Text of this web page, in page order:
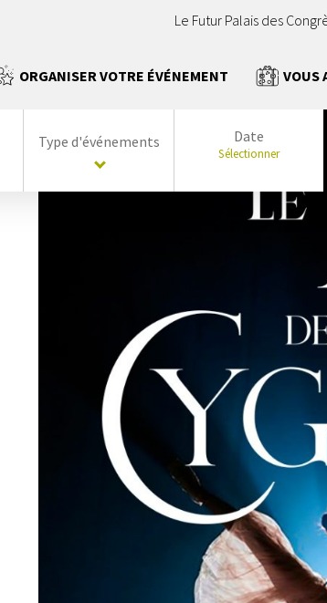
Le Futur Palais des
ORGANISER VOTRE ÉVÉNEMENT VOUS
Type d'événements Date
Sélectionner